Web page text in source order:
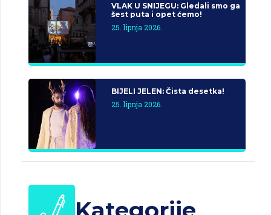
VLAK U SNIJEGU: Gledali smo ga
šest puta i opet ćemo!
25. lipnja 2026.
BIJELI JELEN: Čista desetka!
25. lipnja 2026.
Kategorije